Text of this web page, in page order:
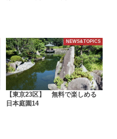
NEWS&TOPICS
【東京23区】 無料で楽しめる
日本庭園14